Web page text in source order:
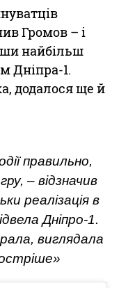
Громов – і
найбільш
Дніпра-1.
додалося ще й
правильно,
‒ відзначив
реалізація в
Дніпро-1.
виглядала